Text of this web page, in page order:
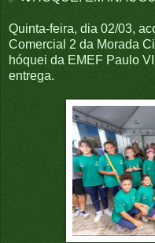
Quinta-feira, dia 02/03,
Comercial 2 da Morada
hóquei da EMEF Paulo
entrega.